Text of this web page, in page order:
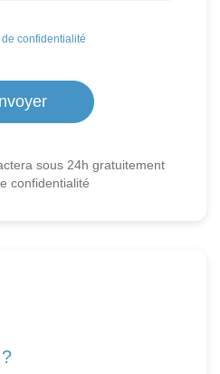
confidentialité
sous 24h gratuitement
confidentialité